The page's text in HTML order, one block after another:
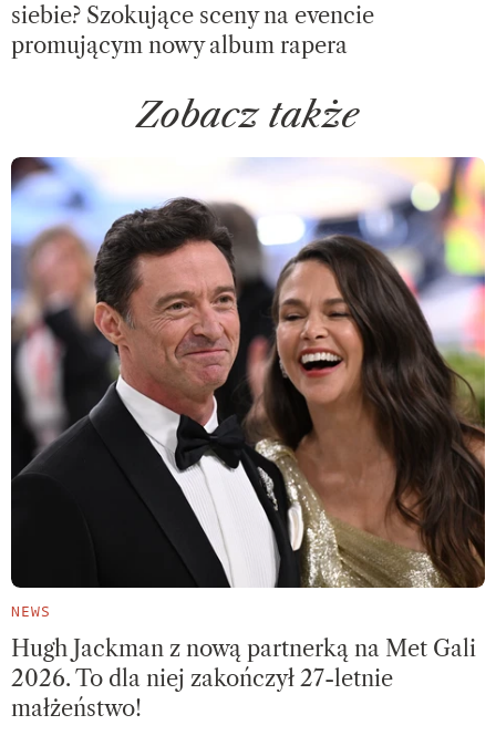
siebie? Szokujące sceny na evencie
promującym nowy album rapera
Zobacz także
NEWS
Hugh Jackman z nową partnerką na Met Gali
2026. To dla niej zakończył 27-letnie
małżeństwo!